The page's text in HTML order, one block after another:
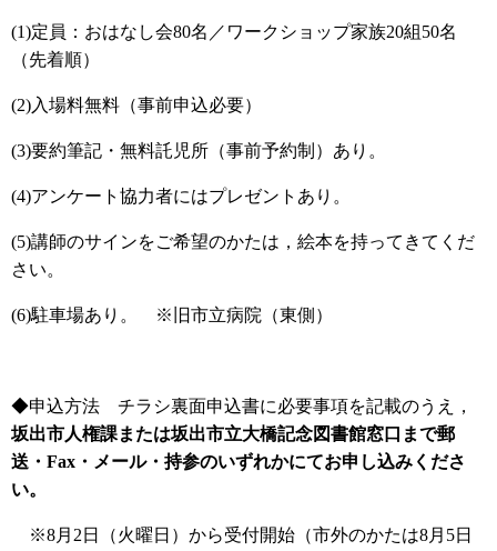
(1)定員：おはなし会80名／ワークショップ家族20組50名
（先着順）
(2)入場料無料（事前申込必要）
(3)要約筆記・無料託児所（事前予約制）あり。
(4)アンケート協力者にはプレゼントあり。
(5)講師のサインをご希望のかたは，絵本を持ってきてくだ
さい。
(6)駐車場あり。 ※旧市立病院（東側）
◆申込方法 チラシ裏面申込書に必要事項を記載のうえ，
坂出市人権課または坂出市立大橋記念図書館窓口まで郵
送・ Fax・メール・持参のいずれかにてお申し込みくださ
い。
※8月2日（火曜日）から受付開始（市外のかたは8月5日